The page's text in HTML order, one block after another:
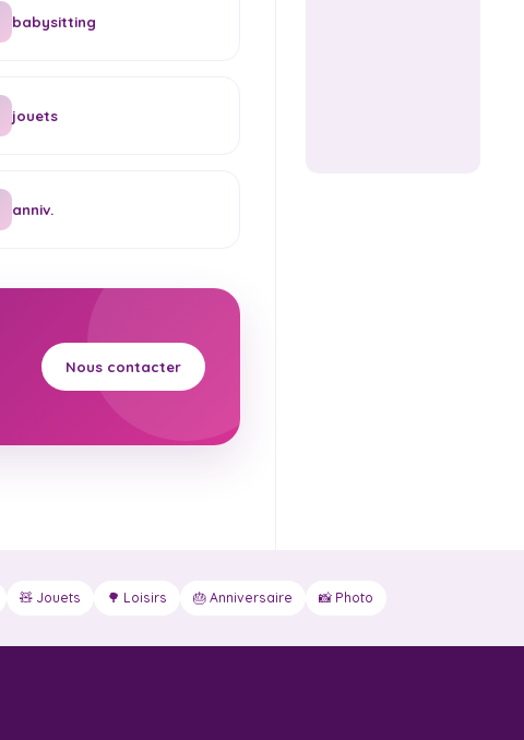
babysitting
jouets
anniv.
Nous contacter
🧸 Jouets 🌳 Loisirs 🎂 Anniversaire 📸 Photo